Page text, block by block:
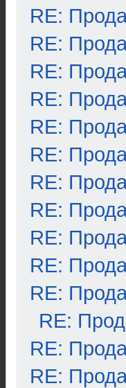
RE:
RE:
RE:
RE:
RE:
RE:
RE:
RE:
RE:
RE:
RE:
RE:
RE:
RE: